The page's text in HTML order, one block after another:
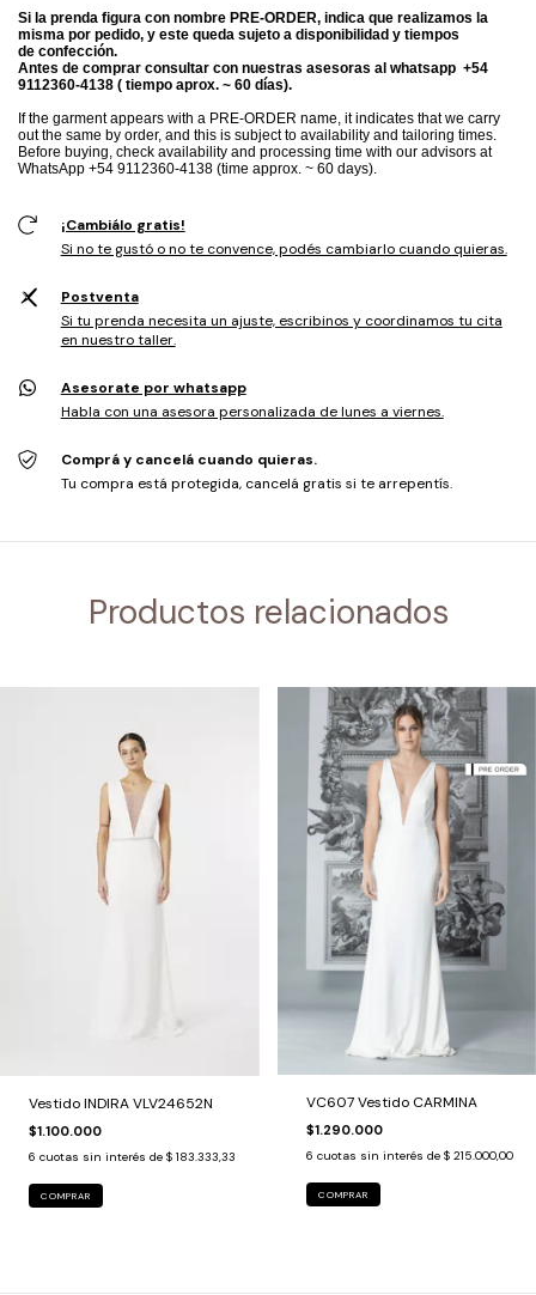
Si la prenda figura con nombre PRE-ORDER, indica que realizamos la
misma por pedido, y este queda sujeto a disponibilidad y tiempos
de confección.
Antes de comprar consultar con nuestras asesoras al whatsapp +54
9112360-4138 ( tiempo aprox. ~ 60 días).
If the garment appears with a PRE-ORDER name, it indicates that we carry
out the same by order, and this is subject to availability and tailoring times.
Before buying, check availability and processing time with our advisors at
WhatsApp +54 9112360-4138 (time approx. ~ 60 days).
¡Cambiálo gratis!
Si no te gustó o no te convence, podés cambiarlo cuando quieras.
Postventa
Si tu prenda necesita un ajuste, escribinos y coordinamos tu cita
en nuestro taller.
Asesorate por whatsapp
Habla con una asesora personalizada de lunes a viernes.
Comprá y cancelá cuando quieras.
Tu compra está protegida, cancelá gratis si te arrepentís.
Productos relacionados
Vestido INDIRA VLV24652N
$1.100.000
6 cuotas sin interés de $ 183.333,33
COMPRAR
VC607 Vestido CARMINA
$1.290.000
6 cuotas sin interés de $ 215.000,00
COMPRAR